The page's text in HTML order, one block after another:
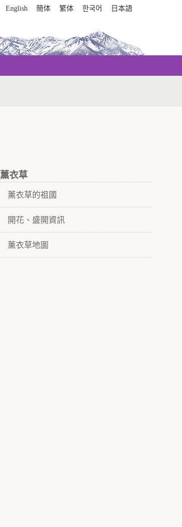
English 簡体 繁体 한국어 日本語
薰衣草
薰衣草的祖國
開花、盛開資訊
薰衣草地圖